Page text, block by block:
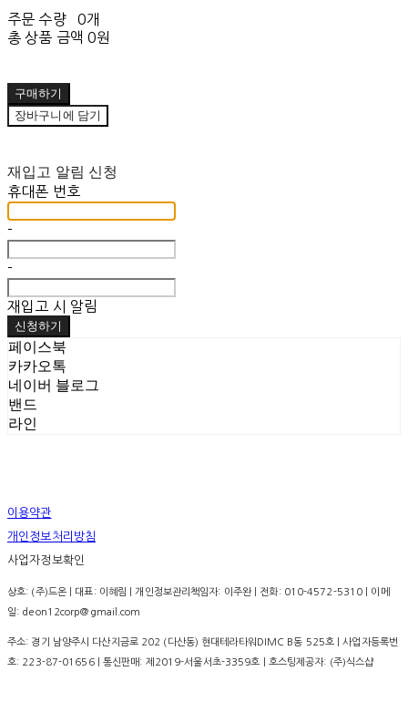
주문 수량
0개
총 상품 금액 0원
구매하기
장바구니에 담기
재입고 알림 신청
휴대폰 번호
-
-
재입고 시 알림
신청하기
페이스북
카카오톡
네이버 블로그
밴드
라인
이용약관
개인정보처리방침
사업자정보확인
상호: (주)드온 | 대표: 이혜림 | 개인정보관리책임자: 이주완 | 전화: 010-4572-5310 | 이메
일: deon12corp@gmail.com
주소: 경기 남양주시 다산지금로 202 (다산동) 현대테라타워DIMC B동 525호 | 사업자등록번
호: 223-87-01656| 통신판매: 제2019-서울서초-3359호 | 호스팅제공자: (주)식스샵